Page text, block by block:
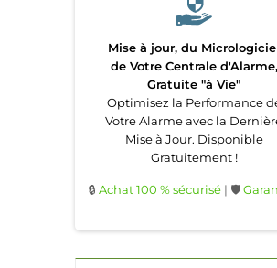
Mise à jour, du
de Votre Centrale d'Alarme,
Gratuite "à Vie"
Optimisez la Performance
Votre Alarme avec la
Mise à Jour. Disponible
Gratuitement !
🔒 Achat 100 % sécurisé | 🛡️